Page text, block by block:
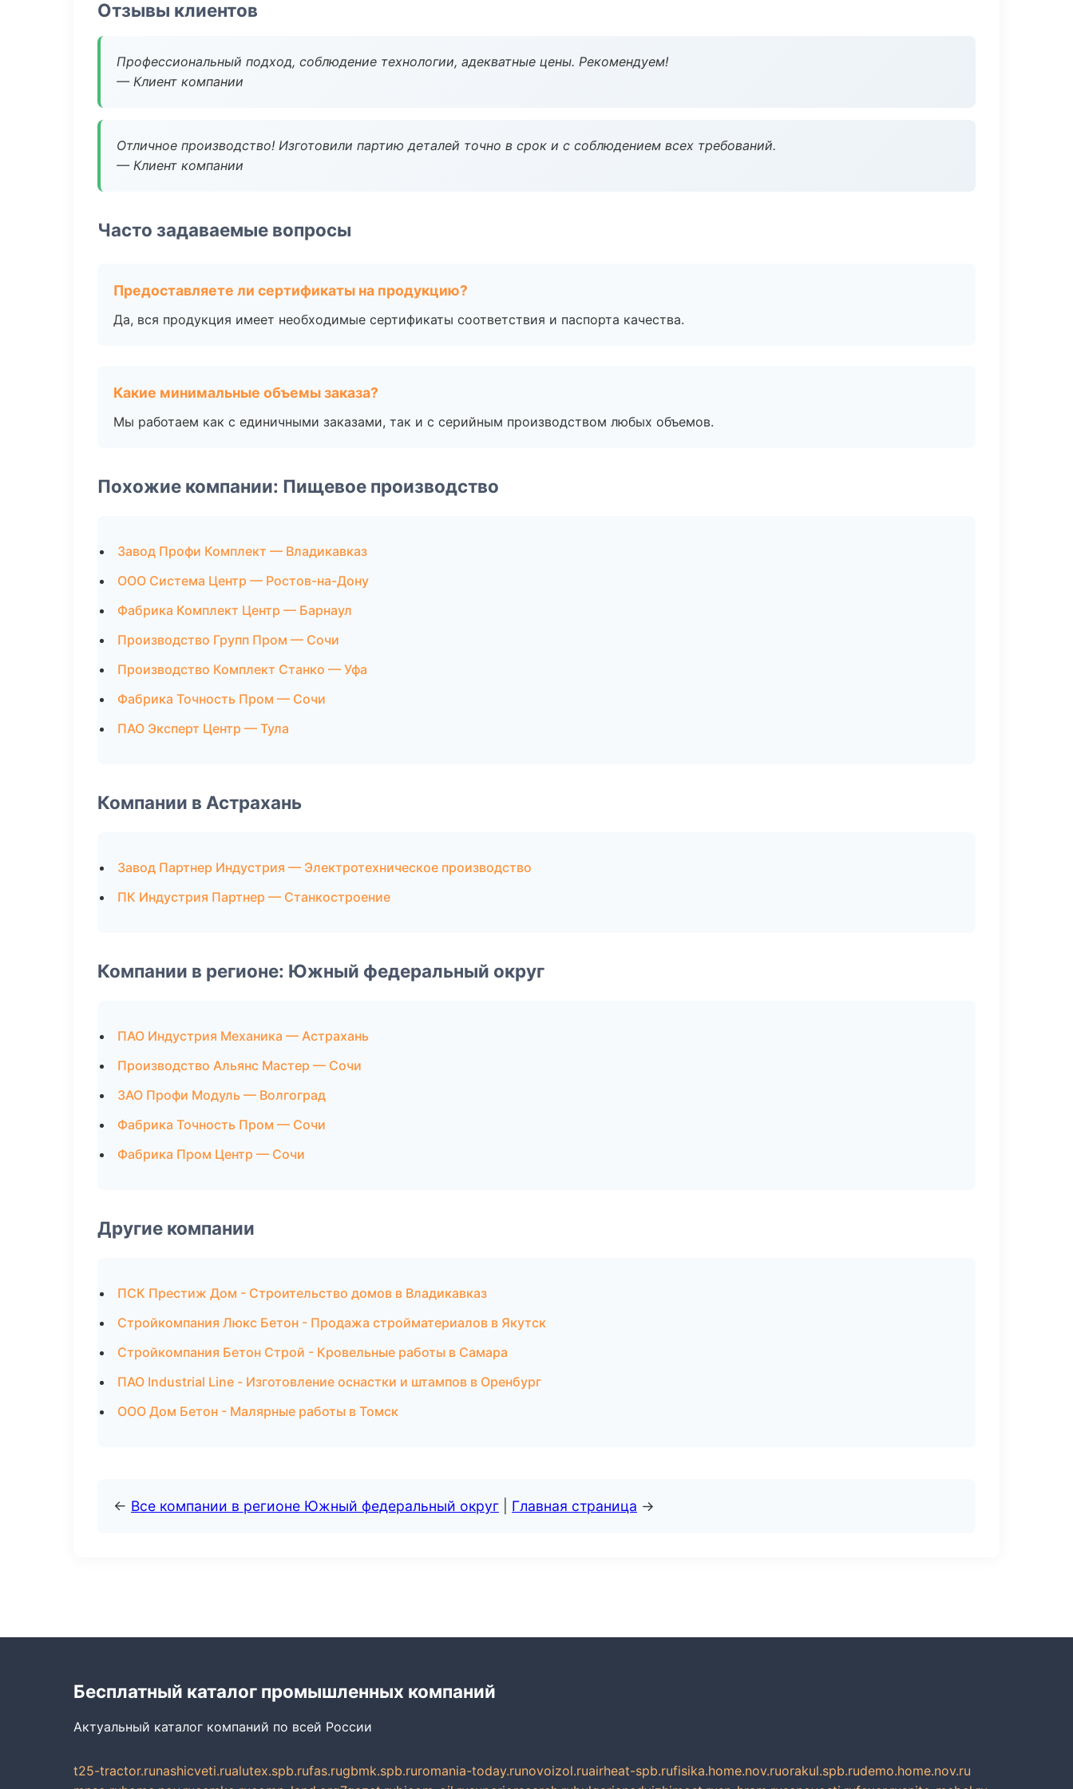
Отзывы клиентов
Профессиональный подход, соблюдение технологии, адекватные цены. Рекомендуем!
— Клиент компании
Отличное производство! Изготовили партию деталей точно в срок и с соблюдением всех требований.
— Клиент компании
Часто задаваемые вопросы
Предоставляете ли сертификаты на продукцию?
Да, вся продукция имеет необходимые сертификаты соответствия и паспорта качества.
Какие минимальные объемы заказа?
Мы работаем как с единичными заказами, так и с серийным производством любых объемов.
Похожие компании: Пищевое производство
Завод Профи Комплект — Владикавказ
ООО Система Центр — Ростов-на-Дону
Фабрика Комплект Центр — Барнаул
Производство Групп Пром — Сочи
Производство Комплект Станко — Уфа
Фабрика Точность Пром — Сочи
ПАО Эксперт Центр — Тула
Компании в Астрахань
Завод Партнер Индустрия — Электротехническое производство
ПК Индустрия Партнер — Станкостроение
Компании в регионе: Южный федеральный округ
ПАО Индустрия Механика — Астрахань
Производство Альянс Мастер — Сочи
ЗАО Профи Модуль — Волгоград
Фабрика Точность Пром — Сочи
Фабрика Пром Центр — Сочи
Другие компании
ПСК Престиж Дом - Строительство домов в Владикавказ
Стройкомпания Люкс Бетон - Продажа стройматериалов в Якутск
Стройкомпания Бетон Строй - Кровельные работы в Самара
ПАО Industrial Line - Изготовление оснастки и штампов в Оренбург
ООО Дом Бетон - Малярные работы в Томск
← Все компании в регионе Южный федеральный округ Главная страница →
Бесплатный каталог промышленных компаний
Актуальный каталог компаний по всей России
t25-tractor.runashicveti.rualutex.spb.rufas.rugbmk.spb.ruromania-today.runovoizol.ruairheat-spb.rufisika.home.nov.ruorakul.spb.rudemo.home.nov.ru